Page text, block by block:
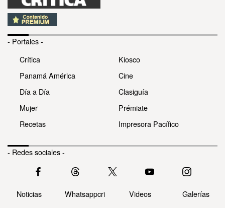
- Portales -
Crítica
Panamá América
Día a Día
Mujer
Recetas
Kiosco
Cine
Clasiguía
Prémiate
Impresora Pacífico
- Redes sociales -
Noticias Whatsappcri Videos Galerías